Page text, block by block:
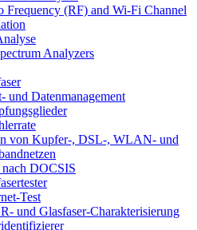
Frequency (RF) and Wi-Fi Channel
Analyzers
und Datenmanagement
von Kupfer-, DSL-, WLAN- und
nach DOCSIS
Test
und Glasfaser-Charakterisierung